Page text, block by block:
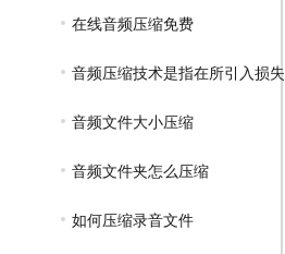
在线音频压缩免费
音频压缩技术是指在所引入损失可忽略
音频文件大小压缩
音频文件夹怎么压缩
如何压缩录音文件